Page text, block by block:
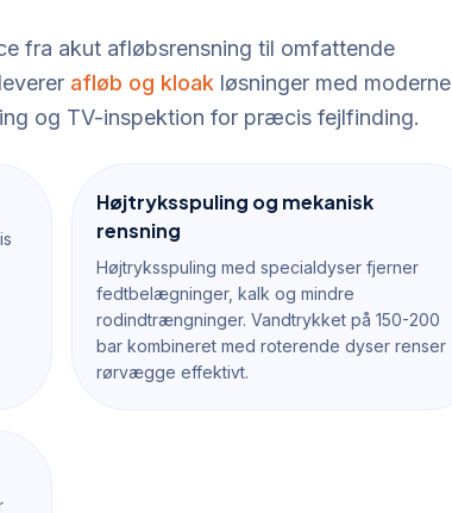
fra akut afløbsrensning til omfattende
afløb og kloak løsninger med moderne
og TV-inspektion for præcis fejlfinding.
Højtryksspuling og mekanisk
rensning
Højtryksspuling med specialdyser fjerner
fedtbelægninger, kalk og mindre
rodindtrængninger. Vandtrykket på 150-200
bar kombineret med roterende dyser renser
rørvægge effektivt.